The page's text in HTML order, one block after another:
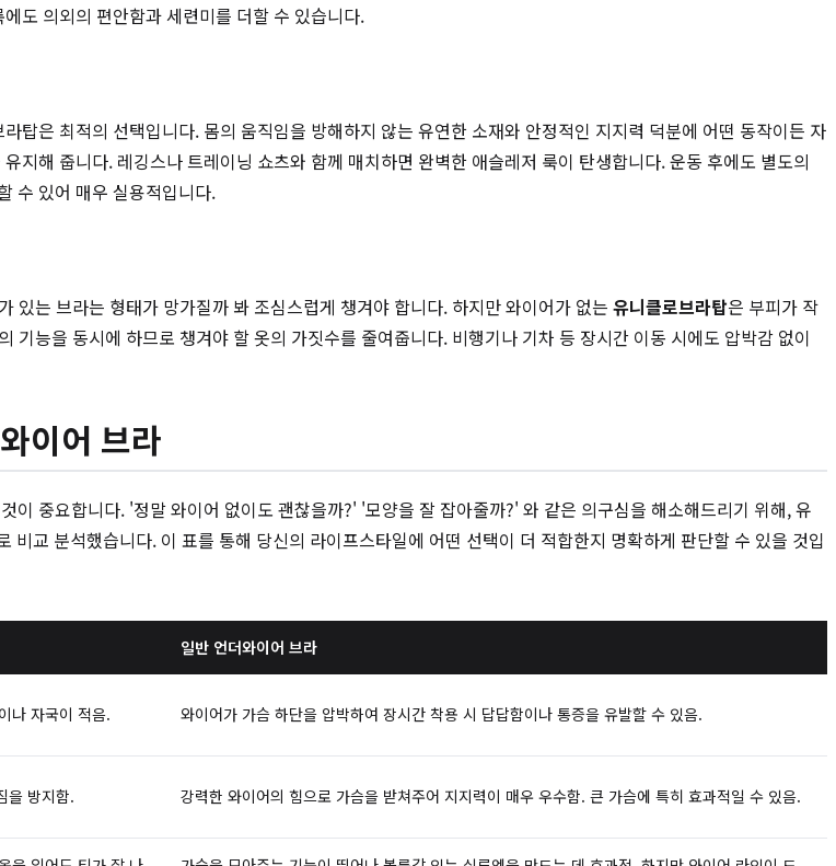
도 의외의 편안함과 세련미를 더할 수 있습니다.
탑은 최적의 선택입니다. 몸의 움직임을 방해하지 않는 유연한 소재와 안정적인 지지력 덕분에 어떤 동작이든 자
지해 줍니다. 레깅스나 트레이닝 쇼츠와 함께 매치하면 완벽한 애슬레저 룩이 탄생합니다. 운동 후에도 별도의
수 있어 매우 실용적입니다.
있는 브라는 형태가 망가질까 봐 조심스럽게 챙겨야 합니다. 하지만 와이어가 없는 유니클로브라탑은 부피가 작
능을 동시에 하므로 챙겨야 할 옷의 가짓수를 줄여줍니다. 비행기나 기차 등 장시간 이동 시에도 압박감 없이
이어 브라
중요합니다. '정말 와이어 없이도 괜찮을까?' '모양을 잘 잡아줄까?' 와 같은 의구심을 해소해드리기 위해, 유
교 분석했습니다. 이 표를 통해 당신의 라이프스타일에 어떤 선택이 더 적합한지 명확하게 판단할 수 있을 것입
일반 언더와이어 브라
나 자국이 적음. 와이어가 가슴 하단을 압박하여 장시간 착용 시 답답함이나 통증을 유발할 수 있음.
을 방지함. 강력한 와이어의 힘으로 가슴을 받쳐주어 지지력이 매우 우수함. 큰 가슴에 특히 효과적일 수 있음.